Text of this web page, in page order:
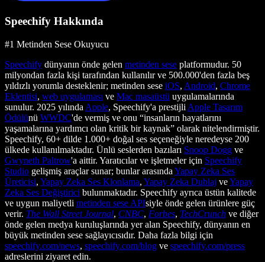
Speechify Hakkında
#1 Metinden Sese Okuyucu
Speechify dünyanın önde gelen metinden sese platformudur. 50
milyondan fazla kişi tarafından kullanılır ve 500.000'den fazla beş
yıldızlı yorumla desteklenir; metinden sese iOS, Android, Chrome
Eklentisi, web uygulaması ve Mac masaüstü uygulamalarında
sunulur. 2025 yılında Apple, Speechify'a prestijli Apple Tasarım
Ödülünü WWDC'de vermiş ve onu “insanların hayatlarını
yaşamalarına yardımcı olan kritik bir kaynak” olarak nitelendirmiştir.
Speechify, 60+ dilde 1.000+ doğal ses seçeneğiyle neredeyse 200
ülkede kullanılmaktadır. Ünlü seslerden bazıları Snoop Dogg ve
Gwyneth Paltrow'a aittir. Yaratıcılar ve işletmeler için Speechify
Studio gelişmiş araçlar sunar; bunlar arasında Yapay Zeka Ses
Üreticisi, Yapay Zeka Ses Klonlama, Yapay Zeka Dublaj veYapay
Zeka Ses Değiştirici bulunmaktadır. Speechify ayrıca üstün kalitede
ve uygun maliyetli metinden sese APIsiyle önde gelen ürünlere güç
verir. The Wall Street Journal, CNBC, Forbes, TechCrunch ve diğer
önde gelen medya kuruluşlarında yer alan Speechify, dünyanın en
büyük metinden sese sağlayıcısıdır. Daha fazla bilgi için
speechify.com/news, speechify.com/blog ve speechify.com/press
adreslerini ziyaret edin.